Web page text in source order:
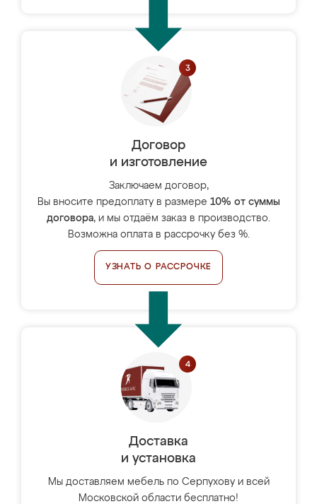
Договор
и изготовление
Заключаем договор,
Вы вносите предоплату в размере 10% от суммы
договора, и мы отдаём заказ в производство.
Возможна оплата в рассрочку без %.
УЗНАТЬ О РАССРОЧКЕ
Доставка
и установка
Мы доставляем мебель по Серпухову и всей
Московской области бесплатно!